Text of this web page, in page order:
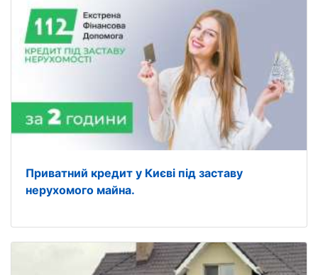
Приватний кредит у Києві під заставу
нерухомого майна.